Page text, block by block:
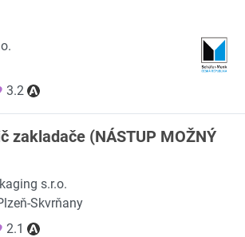
3.2
zakladače (NÁSTUP MOŽNÝ
s.r.o.
Skvrňany
2.1